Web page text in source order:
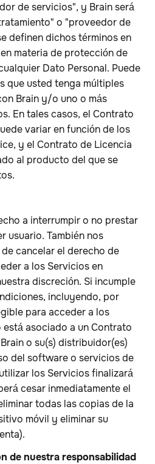
de servicios", y Brain será
o "proveedor de
definen dichos términos en
materia de protección de
Dato Personal. Puede
que usted tenga múltiples
Brain y/o uno o más
En tales casos, el Contrato
variar en función de los
y el Contrato de Licencia
al producto del que se
a interrumpir o no prestar
usuario. También nos
cancelar el derecho de
a los Servicios en
discreción. Si incumple
incluyendo, por
para acceder a los
asociado a un Contrato
o su(s) distribuidor(es)
del software o servicios de
los Servicios finalizará
cesar inmediatamente el
todas las copias de la
móvil y eliminar su
de nuestra responsabilidad